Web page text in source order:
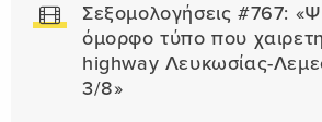
Σεξομολογήσεις #767:
όμορφο τύπο που
highway Λευκωσίας-
3/8»